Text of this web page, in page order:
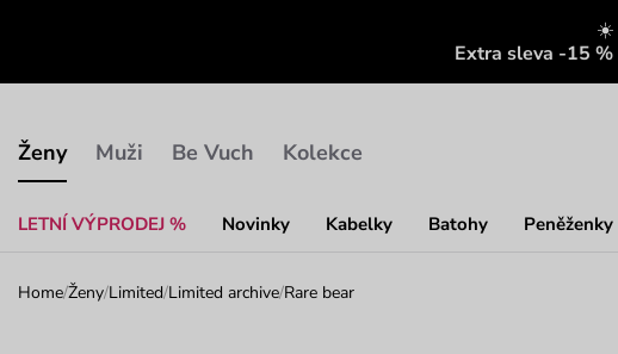
☀️
Extra sleva -15 %
Ženy
LETNÍ VÝPRODEJ % Novinky Kabelky Batohy Peněženky
Muži Be Vuch Kolekce
Home/Ženy/Limited/Limited archive/Rare bear